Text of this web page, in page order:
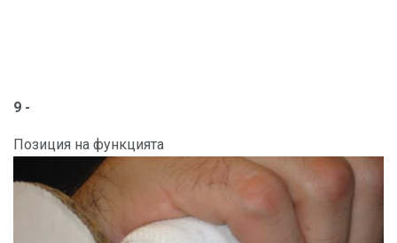
9 -
Позиция на функцията